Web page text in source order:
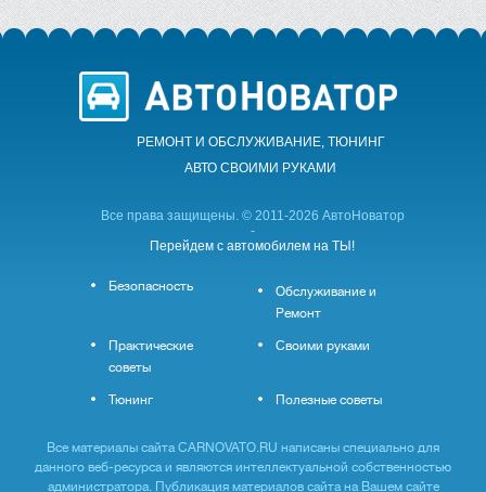
РЕМОНТ И ОБСЛУЖИВАНИЕ, ТЮНИНГ
АВТО CВОИМИ РУКАМИ
Все права защищены. © 2011-2026 АвтоНоватор
-
Перейдем с автомобилем на ТЫ!
Безопасность
Обслуживание и
Ремонт
Практические
советы
Своими руками
Тюнинг Полезные советы
Все материалы сайта CARNOVATO.RU написаны специально для
данного веб-ресурса и являются интеллектуальной собственностью
администратора. Публикация материалов сайта на Вашем сайте